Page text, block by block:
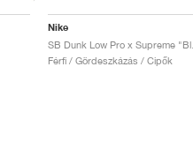
Nike
Férfi / Gördeszkázás / Cipők